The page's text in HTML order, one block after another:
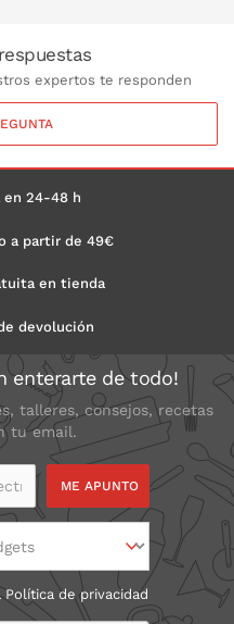
expertos te responden
en 24-48 h
a partir de 49€
en tienda
devolución
enterarte de todo!
talleres, consejos, recetas
tu email.
Política de privacidad